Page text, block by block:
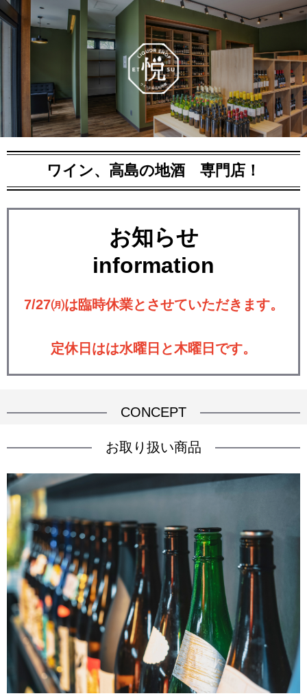
ワイン、高島の地酒 専門店！
お知らせ
information
7/27㈪は臨時休業とさせていただきます。
定休日はは水曜日と木曜日です。
CONCEPT
お取り扱い商品